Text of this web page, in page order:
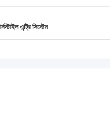
এন্ট্রি সিস্টেম